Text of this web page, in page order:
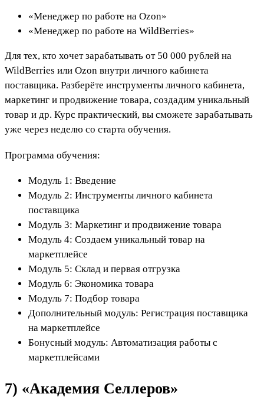
«Менеджер по работе на Ozon»
«Менеджер по работе на WildBerries»
Для тех, кто хочет зарабатывать от 50 000 рублей на
WildBerries или Ozon внутри личного кабинета
поставщика. Разберёте инструменты личного кабинета,
маркетинг и продвижение товара, создадим уникальный
товар и др. Курс практический, вы сможете зарабатывать
уже через неделю со старта обучения.
Программа обучения:
Модуль 1: Введение
Модуль 2: Инструменты личного кабинета
поставщика
Модуль 3: Маркетинг и продвижение товара
Модуль 4: Создаем уникальный товар на
маркетплейсе
Модуль 5: Склад и первая отгрузка
Модуль 6: Экономика товара
Модуль 7: Подбор товара
Дополнительный модуль: Регистрация поставщика
на маркетплейсе
Бонусный модуль: Автоматизация работы с
маркетплейсами
7) «Академия Селлеров»